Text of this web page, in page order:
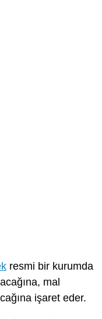
resmi bir kurumda
mal
işaret eder.